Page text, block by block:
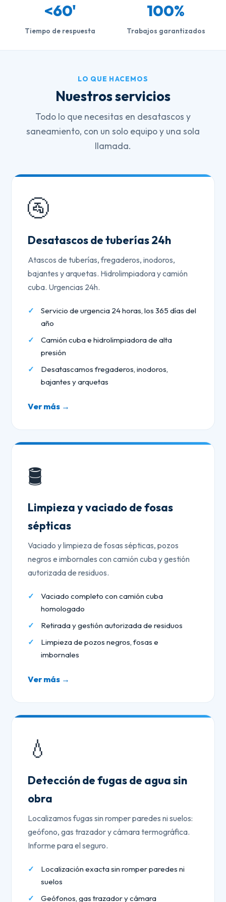
<60'
Tiempo de respuesta
100%
Trabajos garantizados
LO QUE HACEMOS
Nuestros servicios
Todo lo que necesitas en desatascos y
saneamiento, con un solo equipo y una sola
llamada.
🚰
Desatascos de tuberías 24h
Atascos de tuberías, fregaderos, inodoros,
bajantes y arquetas. Hidrolimpiadora y camión
cuba. Urgencias 24h.
Servicio de urgencia 24 horas, los 365 días del
año
Camión cuba e hidrolimpiadora de alta
presión
Desatascamos fregaderos, inodoros,
bajantes y arquetas
Ver más →
🛢️
Limpieza y vaciado de fosas
sépticas
Vaciado y limpieza de fosas sépticas, pozos
negros e imbornales con camión cuba y gestión
autorizada de residuos.
Vaciado completo con camión cuba
homologado
Retirada y gestión autorizada de residuos
Limpieza de pozos negros, fosas e
imbornales
Ver más →
💧
Detección de fugas de agua sin
obra
Localizamos fugas sin romper paredes ni suelos:
geófono, gas trazador y cámara termográfica.
Informe para el seguro.
Localización exacta sin romper paredes ni
suelos
Geófonos, gas trazador y cámara